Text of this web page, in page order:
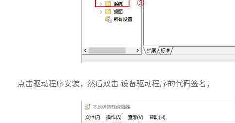
点击驱动程序安装，然后双击 设备驱动程序的代码签名；